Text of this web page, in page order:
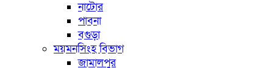
নাটোর
পাবনা
বগুড়া
ময়মনসিংহ বিভাগ
জামালপুর